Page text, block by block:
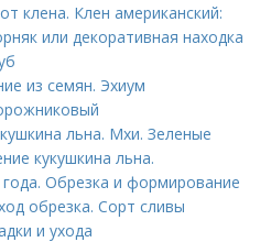
клена. Клен американский:
или декоративная находка
из семян. Эхиум
льна. Мхи. Зеленые
кукушкина льна.
Обрезка и формирование
обрезка. Сорт сливы
и ухода